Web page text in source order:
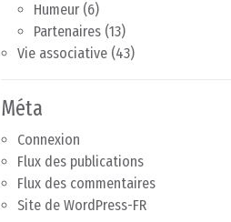
Humeur (6)
Partenaires (13)
Vie associative (43)
Méta
Connexion
Flux des publications
Flux des commentaires
Site de WordPress-FR